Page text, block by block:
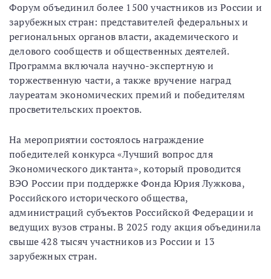
Форум объединил более 1500 участников из России и
зарубежных стран: представителей федеральных и
региональных органов власти, академического и
делового сообществ и общественных деятелей.
Программа включала научно-экспертную и
торжественную части, а также вручение наград
лауреатам экономических премий и победителям
просветительских проектов.
На мероприятии состоялось награждение
победителей конкурса «Лучший вопрос для
Экономического диктанта», который проводится
ВЭО России при поддержке Фонда Юрия Лужкова,
Российского исторического общества,
администраций субъектов Российской Федерации и
ведущих вузов страны. В 2025 году акция объединила
свыше 428 тысяч участников из России и 13
зарубежных стран.